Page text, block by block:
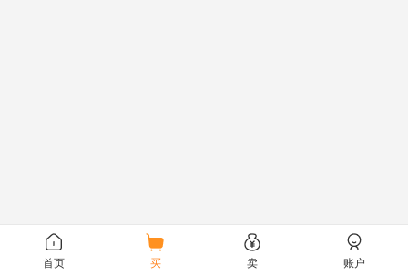
首页 买 卖 账户